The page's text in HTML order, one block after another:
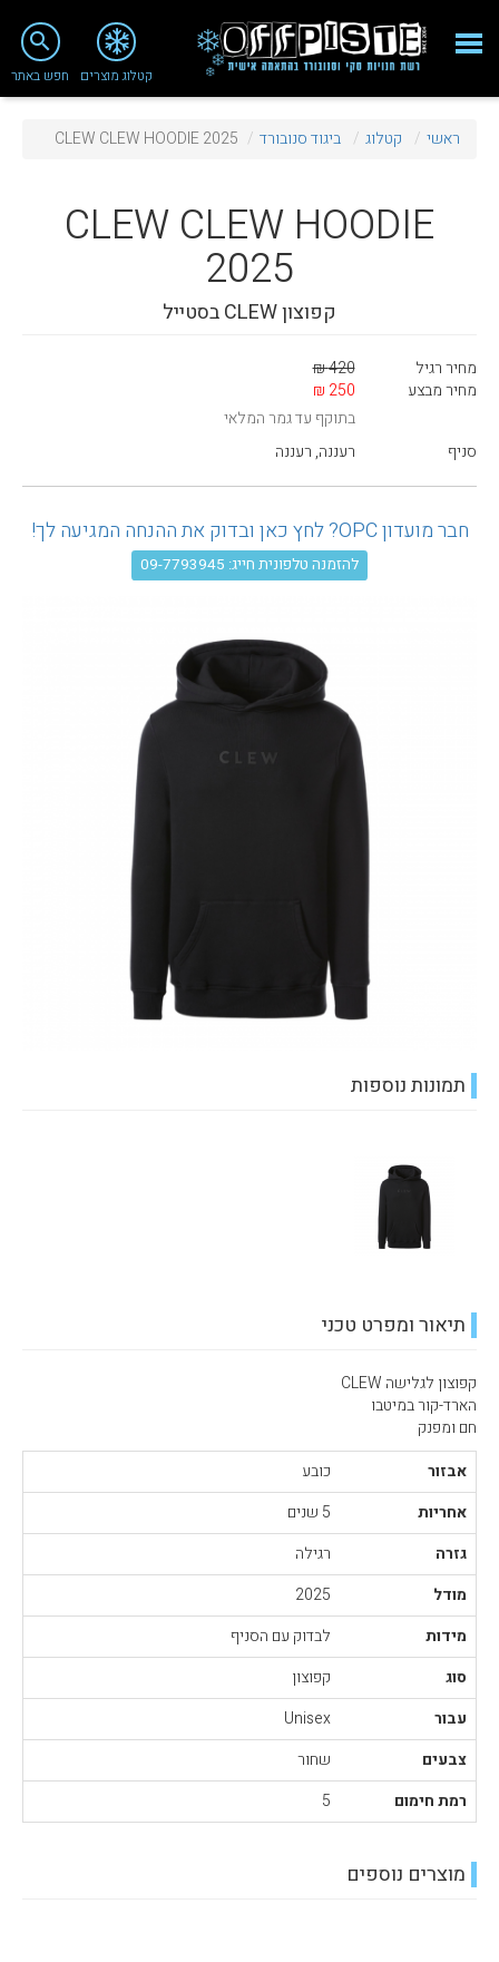
close
ציוד סנובורד
טיפולים ושירות
קטלוג מוצרים
search
חפש באתר
ראשי קטלוג ביגוד סנובורד CLEW CLEW HOODIE 2025
תמונות נוספות
CLEW CLEW HOODIE
2025
קפוצון CLEW בסטייל
מחיר רגיל
420 ₪
מחיר מבצע
250 ₪
בתוקף עד גמר המלאי
סניף
רעננה, רעננה
חבר מועדון OPC? לחץ כאן ובדוק את ההנחה המגיעה לך!
להזמנה טלפונית חייג: 09-7793945
תיאור ומפרט טכני
קפוצון לגלישה CLEW
הארד-קור במיטבו
חם ומפנק
אבזור
כובע
אחריות
5 שנים
גזרה
רגילה
מודל
2025
מידות
לבדוק עם הסניף
סוג
קפוצון
עבור
Unisex
צבעים
שחור
רמת חימום
5
מוצרים נוספים